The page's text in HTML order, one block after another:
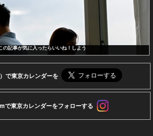
の記事が気に入ったらいいね！しよう
で東京カレンダーを
で東京カレンダーをフォローする